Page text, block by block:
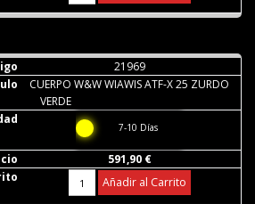
21969
CUERPO W&W WIAWIS ATF-X 25 ZURDO
VERDE
7-10 Días
591,90 €
Añadir al Carrito